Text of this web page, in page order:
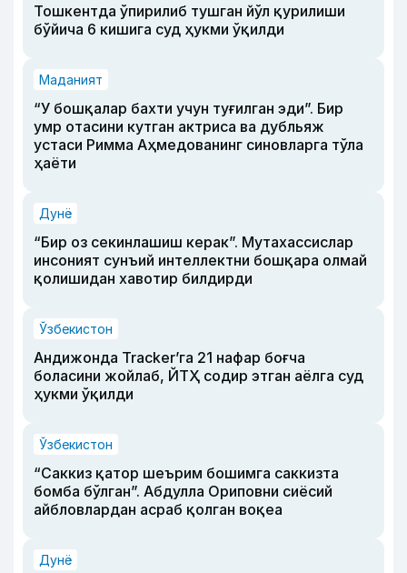
Тошкентда ўпирилиб тушган йўл қурилиши
бўйича 6 кишига суд ҳукми ўқилди
Маданият
“У бошқалар бахти учун туғилган эди”. Бир
умр отасини кутган актриса ва дубльяж
устаси Римма Аҳмедованинг синовларга тўла
ҳаёти
Дунё
“Бир оз секинлашиш керак”. Мутахассислар
инсоният сунъий интеллектни бошқара олмай
қолишидан хавотир билдирди
Ўзбекистон
Андижонда Tracker’га 21 нафар боғча
боласини жойлаб, ЙТҲ содир этган аёлга суд
ҳукми ўқилди
Ўзбекистон
“Саккиз қатор шеърим бошимга саккизта
бомба бўлган”. Абдулла Ориповни сиёсий
айбловлардан асраб қолган воқеа
Дунё